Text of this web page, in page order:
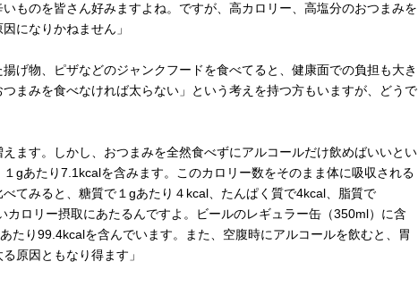
いものを皆さん好みますよね。ですが、高カロリー、高塩分のおつまみを
になりかねません」
げ物、ピザなどのジャンクフードを食べてると、健康面での負担も大き
まみを食べなければ太らない」という考えを持つ方もいますが、どうで
えます。しかし、おつまみを全然食べずにアルコールだけ飲めばいいとい
gあたり7.1kcalを含みます。このカロリー数をそのまま体に吸収される
てみると、糖質で１gあたり４kcal、たんぱく質で4kcal、脂質で
カロリー摂取にあたるんですよ。ビールのレギュラー缶（350ml）に含
たり99.4kcalを含んでいます。また、空腹時にアルコールを飲むと、胃
原因ともなり得ます」